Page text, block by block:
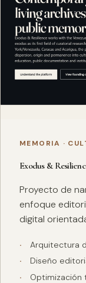
MEMORIA ·
Exodus &
Proyecto de
enfoque
digital
Arquitectura
Diseño
Optimización